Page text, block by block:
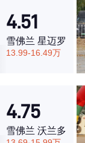
于57%同级车
4.51
雪佛兰 星迈罗
13.99-16.49万
4.75
雪佛兰 沃兰多